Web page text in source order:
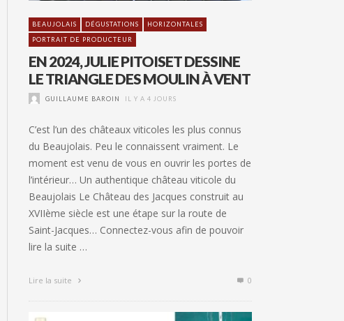
BEAUJOLAIS DÉGUSTATIONS
HORIZONTALES
PORTRAIT DE PRODUCTEUR
EN 2024, JULIE PITOISET DESSINE
LE TRIANGLE DES MOULIN À VENT
GUILLAUME BAROIN IL Y A 4 JOURS
C’est l’un des châteaux viticoles les plus connus
du Beaujolais. Peu le connaissent vraiment. Le
moment est venu de vous en ouvrir les portes de
l’intérieur… Un authentique château viticole du
Beaujolais Le Château des Jacques construit au
XVIIème siècle est une étape sur la route de
Saint-Jacques… Connectez-vous afin de pouvoir
lire la suite …
Lire la suite 0